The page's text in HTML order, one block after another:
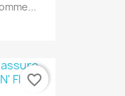
favorite_border